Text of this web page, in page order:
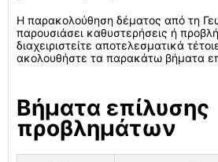
Η παρακολούθηση δέματος από τη
παρουσιάσει καθυστερήσεις ή
διαχειριστείτε αποτελεσματικά
ακολουθήστε τα παρακάτω βήματα
Βήματα επίλυσης
προβλημάτων